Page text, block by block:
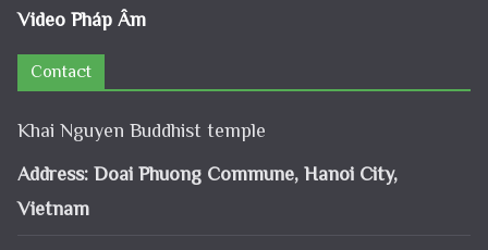
Video Pháp Âm
Contact
Khai Nguyen Buddhist temple
Address: Doai Phuong Commune, Hanoi City,
Vietnam